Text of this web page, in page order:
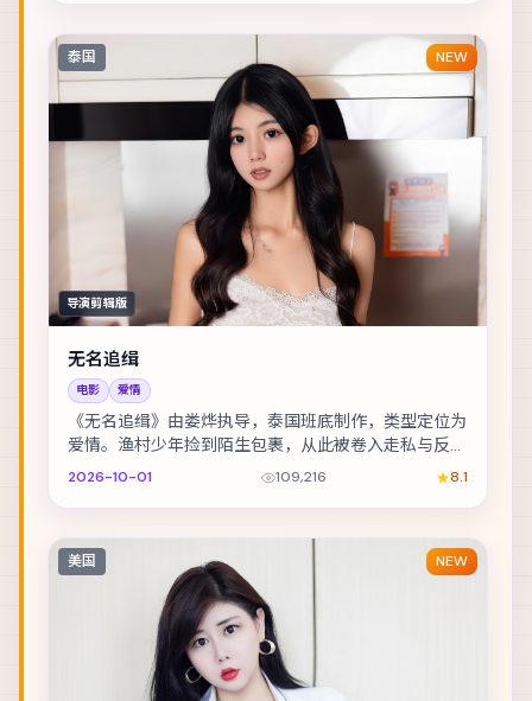
泰国 NEW
导演剪辑版
无名追缉
电影 爱情
《无名追缉》由娄烨执导，泰国班底制作，类型定位为
爱情。渔村少年捡到陌生包裹，从此被卷入走私与反走
私的漩涡。主演包括赵丽颖、张震、木村拓哉 等，表...
2026-10-01 109,216 8.1
美国 NEW